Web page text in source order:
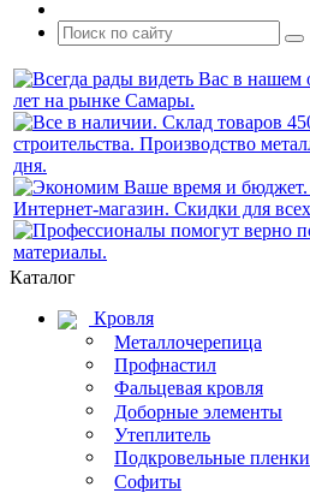
Каталог
Кровля
Металлочерепица
Профнастил
Фальцевая кровля
Доборные элементы
Утеплитель
Подкровельные пленки
Софиты